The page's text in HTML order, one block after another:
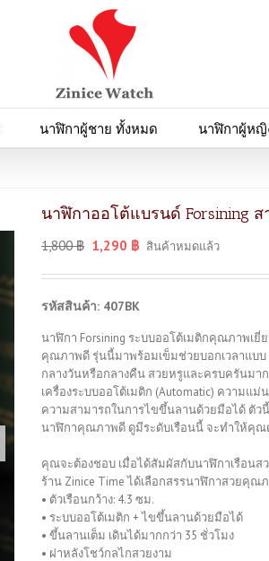
นาฬิกาผู้ชาย ทั้งหมด นาฬิกาผู้หญิ
นาฬิกาออโต้แบรนด์ Forsining
1,800฿ 1,290 ฿ สินค้าหมดแล้ว
รหัสสินค้า: 407BK
นาฬิกา Forsining ระบบออโต้เมติกคุณภาพเ
คุณภาพดี รุ่นนี้มาพร้อมเข็มช่วยบอกเวลาแบบ
กลางวันหรือกลางคืน สวยหรูและครบครันมา
เครื่องระบบออโต้เมติก (Automatic) ความแ
ความสามารถในการไขขึ้นลานด้วยมือได้ ตั
นาฬิกาคุณภาพดี ดูมีระดับเรือนนี้ จะทำให้คุณ
คุณจะต้องชอบ เมื่อได้สัมผัสกับนาฬิกาเรือนส
ร้าน Zinice Time ได้เลือกสรรนาฬิกาสวยคุ
• ตัวเรือนกว้าง: 4.3 ซม.
• ระบบออโต้เมติก + ไขขึ้นลานด้วยมือได้
• ขึ้นลานเต็ม เดินได้มากกว่า 35 ชั่วโมง
• ฝาหลังโชว์กลไกสวยงาม